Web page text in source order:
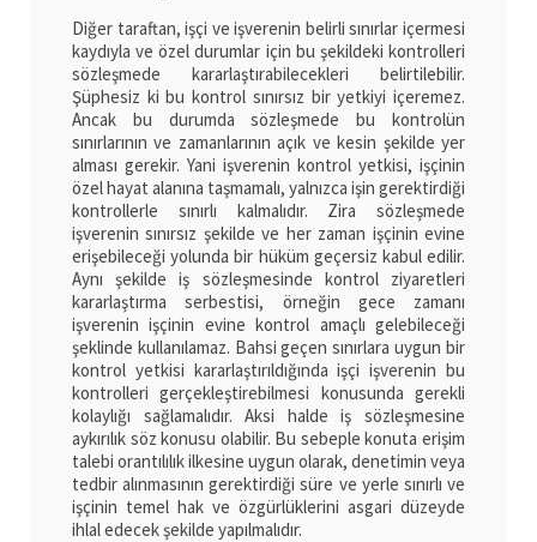
Diğer taraftan, işçi ve işverenin belirli sınırlar içermesi
kaydıyla ve özel durumlar için bu şekildeki kontrolleri
sözleşmede kararlaştırabilecekleri belirtilebilir.
Şüphesiz ki bu kontrol sınırsız bir yetkiyi içeremez.
Ancak bu durumda sözleşmede bu kontrolün
sınırlarının ve zamanlarının açık ve kesin şekilde yer
alması gerekir. Yani işverenin kontrol yetkisi, işçinin
özel hayat alanına taşmamalı, yalnızca işin gerektirdiği
kontrollerle sınırlı kalmalıdır. Zira sözleşmede
işverenin sınırsız şekilde ve her zaman işçinin evine
erişebileceği yolunda bir hüküm geçersiz kabul edilir.
Aynı şekilde iş sözleşmesinde kontrol ziyaretleri
kararlaştırma serbestisi, örneğin gece zamanı
işverenin işçinin evine kontrol amaçlı gelebileceği
şeklinde kullanılamaz. Bahsi geçen sınırlara uygun bir
kontrol yetkisi kararlaştırıldığında işçi işverenin bu
kontrolleri gerçekleştirebilmesi konusunda gerekli
kolaylığı sağlamalıdır. Aksi halde iş sözleşmesine
aykırılık söz konusu olabilir. Bu sebeple konuta erişim
talebi orantılılık ilkesine uygun olarak, denetimin veya
tedbir alınmasının gerektirdiği süre ve yerle sınırlı ve
işçinin temel hak ve özgürlüklerini asgari düzeyde
ihlal edecek şekilde yapılmalıdır.